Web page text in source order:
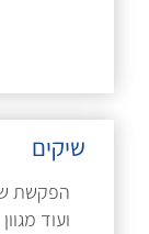
שיקים
הפקשת
ועוד